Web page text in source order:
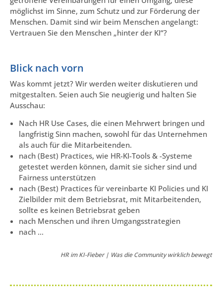
möglichst im Sinne, zum Schutz und zur Förderung der
Menschen. Damit sind wir beim Menschen angelangt:
Vertrauen Sie den Menschen „hinter der KI“?
Blick nach vorn
Was kommt jetzt? Wir werden weiter diskutieren und
mitgestalten. Seien auch Sie neugierig und halten Sie
Ausschau:
Nach HR Use Cases, die einen Mehrwert bringen und
langfristig Sinn machen, sowohl für das Unternehmen
als auch für die Mitarbeitenden.
nach (Best) Practices, wie HR-KI-Tools & -Systeme
getestet werden können, damit sie sicher sind und
Fairness unterstützen
nach (Best) Practices für vereinbarte KI Policies und KI
Zielbilder mit dem Betriebsrat, mit Mitarbeitenden,
sollte es keinen Betriebsrat geben
nach Menschen und ihren Umgangsstrategien
nach …
HR im KI-Fieber | Was die Community wirklich bewegt